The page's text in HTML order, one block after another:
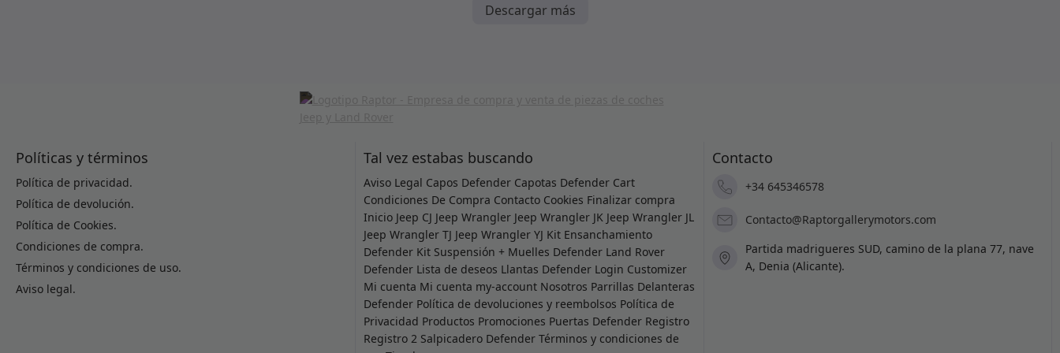
Descargar más
Políticas y términos
Política de privacidad.
Política de devolución.
Política de Cookies.
Condiciones de compra.
Términos y condiciones de uso.
Aviso legal.
Tal vez estabas buscando
Aviso Legal Capos Defender Capotas Defender Cart
Condiciones De Compra Contacto Cookies Finalizar compra
Inicio Jeep CJ Jeep Wrangler Jeep Wrangler JK Jeep Wrangler JL
Jeep Wrangler TJ Jeep Wrangler YJ Kit Ensanchamiento
Defender Kit Suspensión + Muelles Defender Land Rover
Defender Lista de deseos Llantas Defender Login Customizer
Mi cuenta Mi cuenta my-account Nosotros Parrillas Delanteras
Defender Política de devoluciones y reembolsos Política de
Privacidad Productos Promociones Puertas Defender Registro
Registro 2 Salpicadero Defender Términos y condiciones de
Contacto
+34 645346578
Contacto@Raptorgallerymotors.com
Partida madrigueres SUD, camino de la plana 77, nave
A, Denia (Alicante).